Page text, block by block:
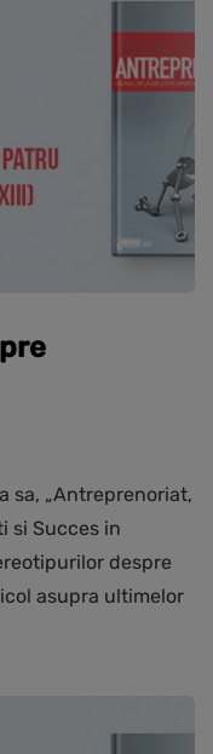
sa, „Antreprenoriat,
si Succes in
despre
asupra ultimelor